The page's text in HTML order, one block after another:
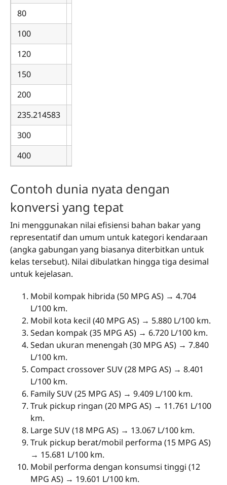
80
100
120
150
200
235.214583
300
400
Contoh dunia nyata dengan
konversi yang tepat
Ini menggunakan nilai efisiensi bahan bakar yang
representatif dan umum untuk kategori kendaraan
(angka gabungan yang biasanya diterbitkan untuk
kelas tersebut). Nilai dibulatkan hingga tiga desimal
untuk kejelasan.
Mobil kompak hibrida (50 MPG AS) → 4.704
L/100 km.
Mobil kota kecil (40 MPG AS) → 5.880 L/100 km.
Sedan kompak (35 MPG AS) → 6.720 L/100 km.
Sedan ukuran menengah (30 MPG AS) → 7.840
L/100 km.
Compact crossover SUV (28 MPG AS) → 8.401
L/100 km.
Family SUV (25 MPG AS) → 9.409 L/100 km.
Truk pickup ringan (20 MPG AS) → 11.761 L/100
km.
Large SUV (18 MPG AS) → 13.067 L/100 km.
Truk pickup berat/mobil performa (15 MPG AS)
→ 15.681 L/100 km.
Mobil performa dengan konsumsi tinggi (12
MPG AS) → 19.601 L/100 km.